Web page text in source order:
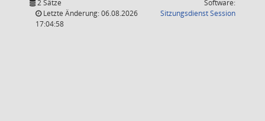
2 Sätze
Letzte Änderung: 06.08.2026
17:04:58
Software:
SitzungsdienstSession(Wird in